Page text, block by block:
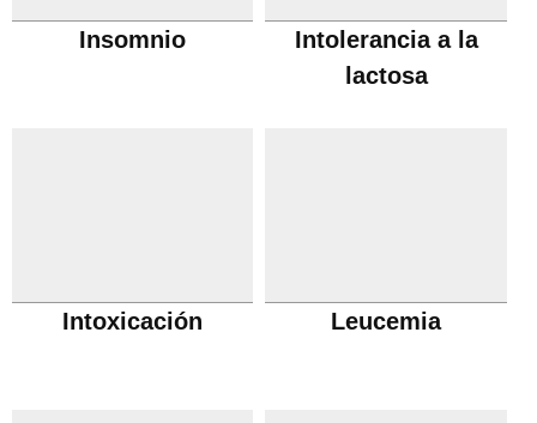
Insomnio
Intolerancia a la
lactosa
Intoxicación Leucemia